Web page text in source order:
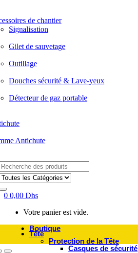
de chantier
Signalisation
Gilet de sauvetage
Outillage
Douches sécurité & Lave-yeux
Détecteur de gaz portable
Antichute
Search
for:
0 0,00 Dhs
Votre panier est vide.
Boutique
Tête
Protection de la Tête
Casques de sécurité